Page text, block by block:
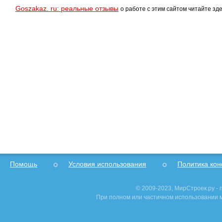
Goszakaz. ru: реальные отзывы о работе с этим сайтом читайте
Помощь Условия использования Политика
© 2009-2023, МирСтроек.ру -
При полном или частичном использовании